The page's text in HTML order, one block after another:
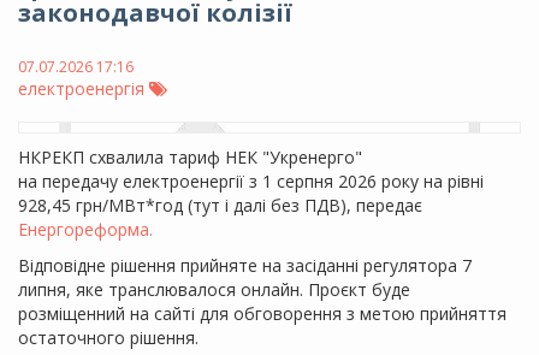
законодавчої колізії
07.07.2026 17:16
електроенергія
НКРЕКП схвалила тариф НЕК "Укренерго"
на передачу електроенергії з 1 серпня 2026 року на рівні
928,45 грн/МВт*год (тут і далі без ПДВ), передає
Енергореформа.
Відповідне рішення прийняте на засіданні регулятора 7
липня, яке транслювалося онлайн. Проєкт буде
розміщенний на сайті для обговорення з метою прийняття
остаточного рішення.